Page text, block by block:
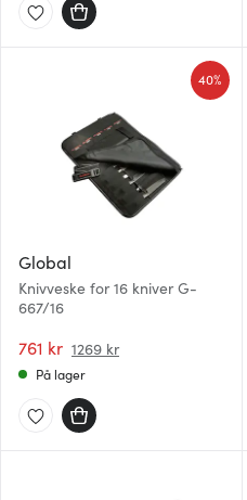
Global
Knivveske for 16 kniver G-
667/16
761 kr 1269 kr
40%
På lager